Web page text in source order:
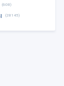
(608)
(28145)